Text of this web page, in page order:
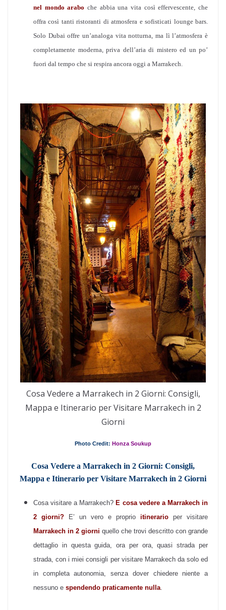
nel mondo arabo che abbia una vita così effervescente, che
offra così tanti ristoranti di atmosfera e sofisticati lounge bars.
Solo Dubai offre un’analoga vita notturna, ma lì l’atmosfera è
completamente moderna, priva dell’aria di mistero ed un po’
fuori dal tempo che si respira ancora oggi a Marrakech.
Cosa Vedere a Marrakech in 2 Giorni: Consigli,
Mappa e Itinerario per Visitare Marrakech in 2
Giorni
Photo Credit: Honza Soukup
Cosa Vedere a Marrakech in 2 Giorni: Consigli,
Mappa e Itinerario per Visitare Marrakech in 2 Giorni
Cosa visitare a Marrakech? E cosa vedere a Marrakech in
2 giorni? E’ un vero e proprio itinerario per visitare
Marrakech in 2 giorni quello che trovi descritto con grande
dettaglio in questa guida, ora per ora, quasi strada per
strada, con i miei consigli per visitare Marrakech da solo ed
in completa autonomia, senza dover chiedere niente a
nessuno e spendendo praticamente nulla